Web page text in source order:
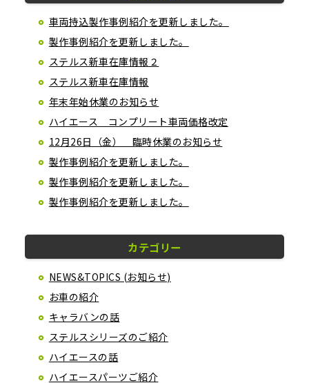
車両持込製作事例紹介を更新しました。
製作事例紹介を更新しました。
ステルス新車在庫情報２
ステルス新車在庫情報
年末年始休業のお知らせ
ハイエース コンプリート車両価格改定
12月26日（金） 臨時休業のお知らせ
製作事例紹介を更新しました。
製作事例紹介を更新しました。
製作事例紹介を更新しました。
カテゴリー
NEWS&TOPICS (お知らせ)
お車の紹介
キャラバンの話
ステルスシリーズのご紹介
ハイエースの話
ハイエースパーツご紹介